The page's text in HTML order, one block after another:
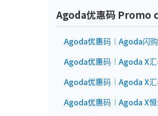
Agoda优惠码 Promo
Agoda优惠码︱Agoda闪
Agoda优惠码︱Agoda X
Agoda优惠码︱Agoda X
Agoda优惠码︱Agoda X